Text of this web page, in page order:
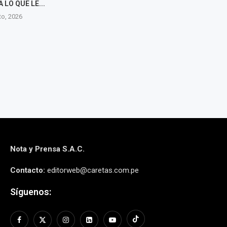
PARA LA
POR UNA...
Nota y Prensa S.A.C.
Contacto: editorweb@caretas.com.pe
Síguenos: